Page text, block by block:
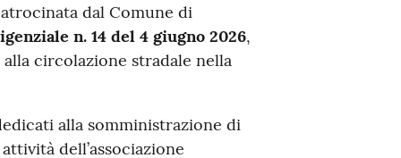
dal Comune di
n. 14 del 4 giugno 2026,
circolazione stradale nella
alla somministrazione di
dell’associazione